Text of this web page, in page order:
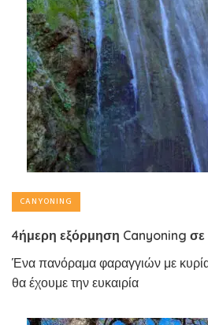
CANYONING
4ήμερη εξόρμηση Canyoning σε
Ένα πανόραμα φαραγγιών με
θα έχουμε την ευκαιρία